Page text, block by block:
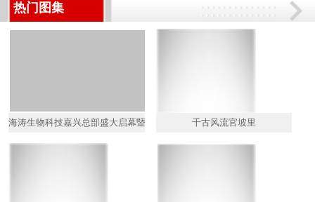
热门图集
海涛生物科技嘉兴总部盛大启幕暨中卫安认证揭牌仪式成功举行
千古风流官坡里